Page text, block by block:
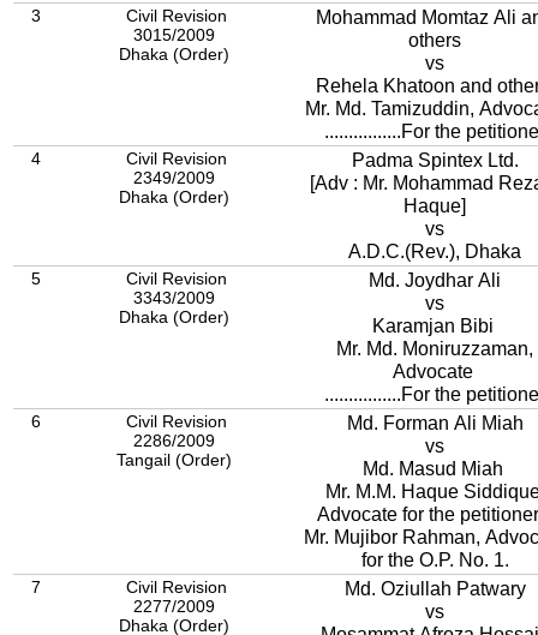
3
Civil Revision
3015/2009
Dhaka (Order)
Mohammad Momtaz Ali
others
vs
Rehela Khatoon and
Mr. Md. Tamizuddin,
................For the
4
Civil Revision
2349/2009
Dhaka (Order)
Padma Spintex Ltd.
[Adv : Mr. Mohammad
Haque]
vs
A.D.C.(Rev.), Dhaka
5
Civil Revision
3343/2009
Dhaka (Order)
Md. Joydhar Ali
vs
Karamjan Bibi
Mr. Md. Moniruzzaman,
Advocate
................For the
6
Civil Revision
2286/2009
Tangail (Order)
Md. Forman Ali Miah
vs
Md. Masud Miah
Mr. M.M. Haque
Advocate for the
Mr. Mujibor Rahman,
for the O.P. No. 1.
7
Civil Revision
2277/2009
Dhaka (Order)
Md. Oziullah Patwary
vs